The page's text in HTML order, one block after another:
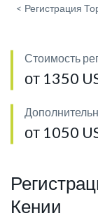
< Регистрация
Стоимость
от 1350
от 1050
Кении